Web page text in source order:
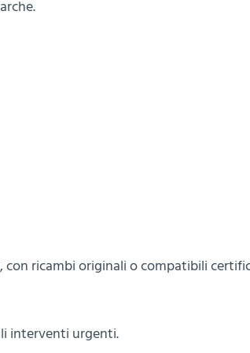
ricambi originali o compatibili
interventi urgenti.